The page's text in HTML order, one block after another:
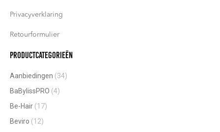
Privacyverklaring
Retourformulier
Productcategorieën
Aanbiedingen (34)
BaBylissPRO (4)
Be-Hair (17)
Beviro (12)